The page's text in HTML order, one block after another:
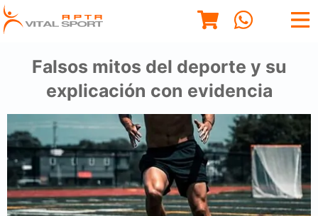
Falsos mitos del deporte y su
explicación con evidencia